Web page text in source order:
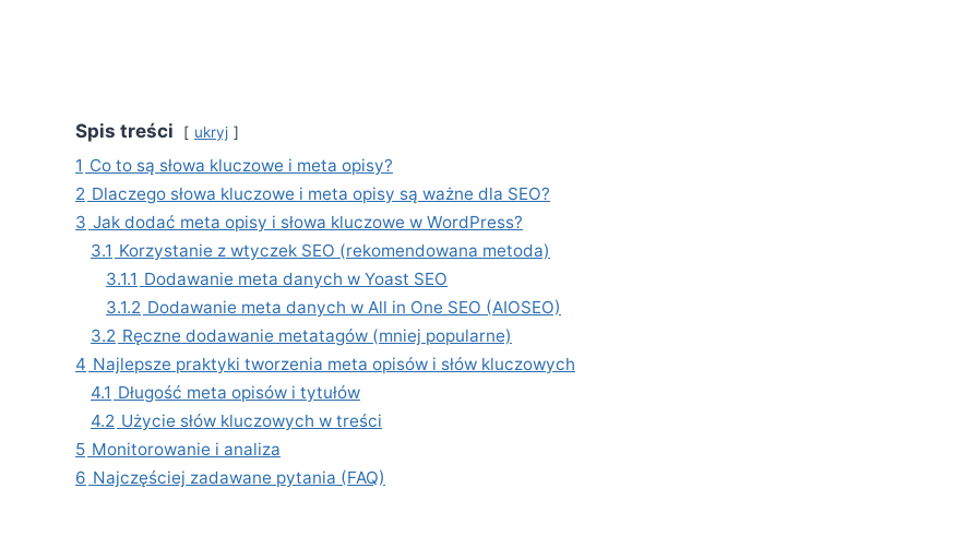
Spis treści ukryj
1 Co to są słowa kluczowe i meta opisy?
2 Dlaczego słowa kluczowe i meta opisy są ważne dla SEO?
3 Jak dodać meta opisy i słowa kluczowe w WordPress?
3.1 Korzystanie z wtyczek SEO (rekomendowana metoda)
3.1.1 Dodawanie meta danych w Yoast SEO
3.1.2 Dodawanie meta danych w All in One SEO (AIOSEO)
3.2 Ręczne dodawanie metatagów (mniej popularne)
4 Najlepsze praktyki tworzenia meta opisów i słów kluczowych
4.1 Długość meta opisów i tytułów
4.2 Użycie słów kluczowych w treści
5 Monitorowanie i analiza
6 Najczęściej zadawane pytania (FAQ)